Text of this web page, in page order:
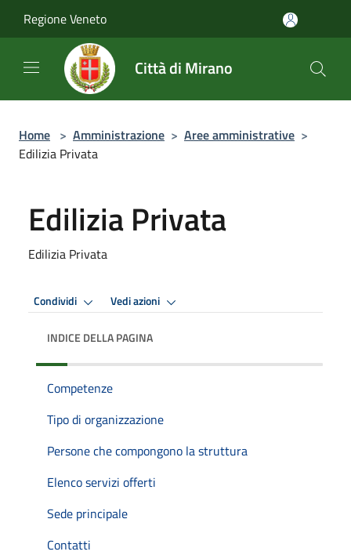
Regione Veneto
Città di Mirano
Home > Amministrazione > Aree amministrative >
Edilizia Privata
Edilizia Privata
Edilizia Privata
Condividi Vedi azioni
INDICE DELLA PAGINA
Competenze
Tipo di organizzazione
Persone che compongono la struttura
Elenco servizi offerti
Sede principale
Contatti